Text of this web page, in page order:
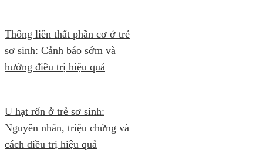
Thông liên thất phần cơ ở trẻ
sơ sinh: Cảnh báo sớm và
hướng điều trị hiệu quả
U hạt rốn ở trẻ sơ sinh:
Nguyên nhân, triệu chứng và
cách điều trị hiệu quả